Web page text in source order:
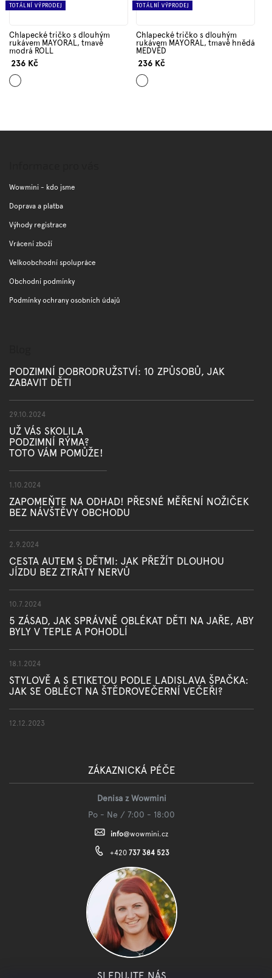
TOTÁLNÍ VÝPRODEJ
Chlapecké tričko s dlouhým
rukávem MAYORAL, tmavě
modrá ROLL
236 Kč
Tmavě
modrá
TOTÁLNÍ VÝPRODEJ
Chlapecké tričko s dlouhým
rukávem MAYORAL, tmavě hnědá
MEDVĚD
236 Kč
Hnědá
Wowmini - kdo jsme
Doprava a platba
Výhody registrace
Vrácení zboží
Velkoobchodní spolupráce
Obchodní podmínky
Podmínky ochrany osobních údajů
PODZIMNÍ DOBRODRUŽSTVÍ: 10 ZPŮSOBŮ, JAK
ZABAVIT DĚTI
29.10.2024
UŽ VÁS SKOLILA
PODZIMNÍ RÝMA?
TOTO VÁM POMŮŽE!
1.10.2024
ZAPOMEŇTE NA ODHAD! PŘESNÉ MĚŘENÍ NOŽIČEK
BEZ NÁVŠTĚVY OBCHODU
2.9.2024
CESTA AUTEM S DĚTMI: JAK PŘEŽÍT DLOUHOU
JÍZDU BEZ ZTRÁTY NERVŮ
10.7.2024
5 ZÁSAD, JAK SPRÁVNĚ OBLÉKAT DĚTI NA JAŘE, ABY
BYLY V TEPLE A POHODLÍ
18.1.2024
STYLOVĚ A S ETIKETOU PODLE LADISLAVA ŠPAČKA:
JAK SE OBLÉCT NA ŠTĚDROVEČERNÍ VEČEŘI?
12.12.2023
ZÁKAZNICKÁ PÉČE
Denisa z Wowmini
Po - Ne / 7:00 - 18:00
info@wowmini.cz
+420 737 384 523
SLEDUJTE NÁS